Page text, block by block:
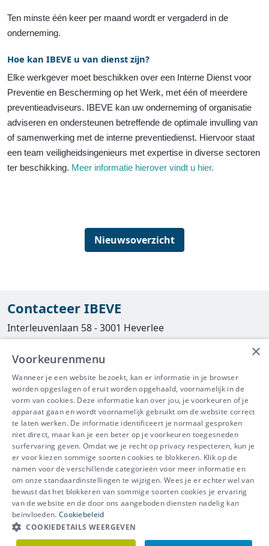
Ten minste één keer per maand wordt er vergaderd in de
onderneming.
Hoe kan IBEVE u van dienst zijn?
Elke werkgever moet beschikken over een Interne Dienst voor
Preventie en Bescherming op het Werk, met één of meerdere
preventieadviseurs. IBEVE kan uw onderneming of organisatie
adviseren en ondersteunen betreffende de optimale invulling van
of samenwerking met de interne preventiedienst. Hiervoor staat
een team veiligheidsingenieurs met expertise in diverse sectoren
ter beschikking. Meer informatie hierover vindt u hier.
Nieuwsoverzicht
Contacteer IBEVE
Interleuvenlaan 58 - 3001 Heverlee
016/390490
info@ibeve.be
asbest@ibeve.be
Ondernemingsnummer: 0436 612 044
IBEVE maakt deel uit van Groep
IDEWE
Disclaimer-Privacy-Cookiebeleid
Meer vragen? Neem
meteen contact op.
×
Voorkeurenmenu
Wanneer je een website bezoekt, kan er informatie in je browser
worden opgeslagen of eruit worden opgehaald, voornamelijk in de
vorm van cookies. Deze informatie kan over jou, je voorkeuren of je
apparaat gaan en wordt voornamelijk gebruikt om de website correct
te laten werken. De informatie identificeert je normaal gesproken
niet direct, maar kan je een beter op je voorkeuren toegesneden
surfervaring geven. Omdat we je recht op privacy respecteren, kun je
er voor kiezen sommige soorten cookies te blokkeren. Klik op de
namen voor de verschillende categorieën voor meer informatie en
om onze standaardinstellingen te wijzigen. Wees je er echter wel van
bewust dat het blokkeren van sommige soorten cookies je ervaring
van de website en de door ons aangeboden diensten nadelig kan
beïnvloeden. Cookiebeleid
COOKIEDETAILS WEERGEVEN